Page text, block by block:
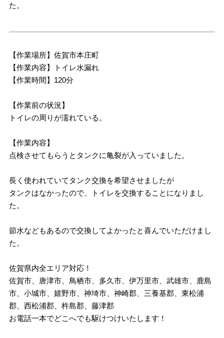
た。
【作業場所】佐賀市本庄町
【作業内容】トイレ水漏れ
【作業時間】120分
【作業前の状況】
トイレの周りが濡れている。
【作業内容】
点検させてもらうとタンクに亀裂が入っていました。
長く使われていてタンク交換を希望させましたが
タンクはなかったので、トイレを交換することになりまし
た。
節水などもあるので交換してよかったと喜んでいただけまし
た。
佐賀県内全エリア対応！
佐賀市、唐津市、鳥栖市、多久市、伊万里市、武雄市、鹿島
市、小城市、嬉野市、神埼市、神崎郡、三養基郡、東松浦
郡、西松浦郡、杵島郡、藤津郡
お電話一本でどこへでも駆けつけいたします！